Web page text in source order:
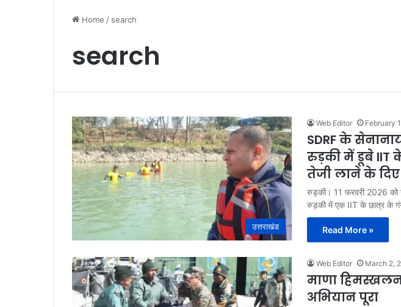
Home / search
search
उत्तराखंड
Web Editor February
SDRF के
रुड़की में डूबे IIT
तेजी लाने के दिए
रुड़की। 11 फरवरी 2026 को
रुड़की में एक IIT के छात्र के
Read More »
Web Editor March 2,
माणा
अभियान पूरा